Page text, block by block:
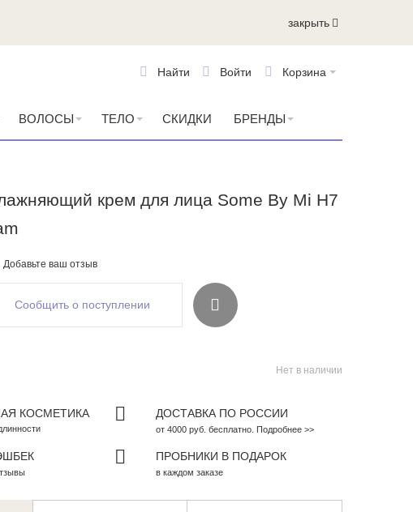
закрыть
Корзина
Войти
Найти
ВОЛОСЫ ТЕЛО СКИДКИ БРЕНДЫ
крем для лица Some By Mi H7
Добавьте ваш отзыв
Сообщить о поступлении
Нет в наличии
КОСМЕТИКА ДОСТАВКА ПО РОССИИ
от 4000 руб. бесплатно. Подробнее >>
ПРОБНИКИ В ПОДАРОК
в каждом заказе